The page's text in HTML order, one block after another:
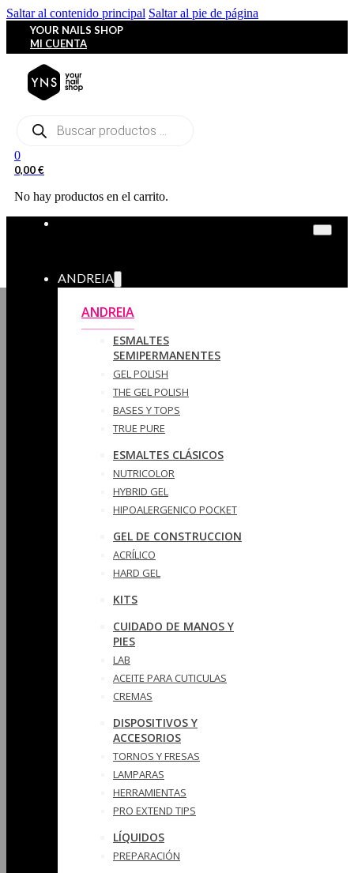
Saltar al contenido principal Saltar al pie de página
YOUR NAILS SHOP
MI CUENTA
Búsqueda
0
0,00€
No hay productos en el carrito.
ANDREIA
ANDREIA
ESMALTES
SEMIPERMANENTES
GEL POLISH
THE GEL POLISH
BASES Y‎ TOPS
TRUE PURE
ESMALTES CLÁSICOS
NUTRICOLOR
HYBRID GEL
HIPOALERGENICO POCKET
GEL DE CONSTRUCCION
ACRÍLICO
HARD GEL
KITS
CUIDADO DE MANOS Y
PIES
LAB
ACEITE PARA CUTICULAS
CREMAS
DISPOSITIVOS Y
ACCESORIOS
TORNOS Y FRESAS
LAMPARAS
HERRAMIENTAS
PRO EXTEND TIPS
LÍQUIDOS
PREPARACIÓN